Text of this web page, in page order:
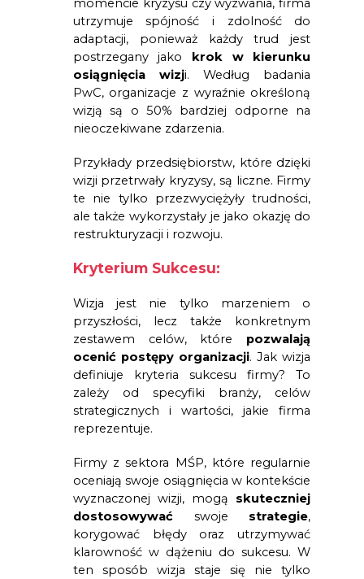
utrzymuje spójność i zdolność do
adaptacji, ponieważ każdy trud jest
postrzegany jako krok w kierunku
osiągnięcia wizji. Według badania
PwC, organizacje z wyraźnie określoną
wizją są o 50% bardziej odporne na
nieoczekiwane zdarzenia.
Przykłady przedsiębiorstw, które dzięki
wizji przetrwały kryzysy, są liczne. Firmy
te nie tylko przezwyciężyły trudności,
ale także wykorzystały je jako okazję do
restrukturyzacji i rozwoju.
Kryterium Sukcesu:
Wizja jest nie tylko marzeniem o
przyszłości, lecz także konkretnym
zestawem celów, które pozwalają
ocenić postępy organizacji. Jak wizja
definiuje kryteria sukcesu firmy? To
zależy od specyfiki branży, celów
strategicznych i wartości, jakie firma
reprezentuje.
Firmy z sektora MŚP, które regularnie
oceniają swoje osiągnięcia w kontekście
wyznaczonej wizji, mogą skuteczniej
dostosowywaćswoje strategie,
korygować błędy oraz utrzymywać
klarowność w dążeniu do sukcesu. W
ten sposób wizja staje się nie tylko